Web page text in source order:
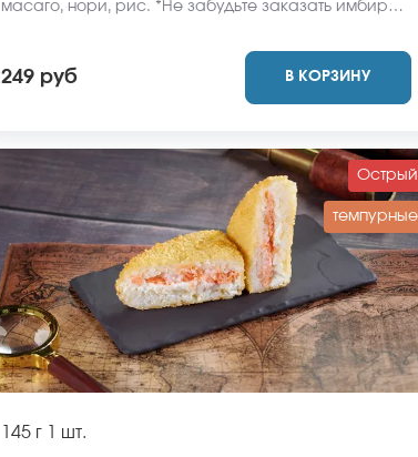
масаго, нори, рис. *Не забудьте заказать имбирь,
заказа. *Внешний вид блюда может отличаться от
фото на сайте.
249 руб В КОРЗИНУ
Острый
темпурные
145 г 1 шт.